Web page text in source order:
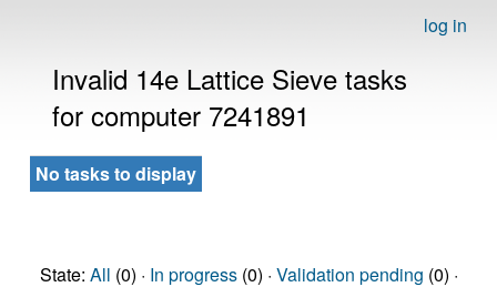
log in
Invalid 14e Lattice Sieve tasks
for computer 7241891
No tasks to display
State: All (0) · In progress(0) · Validation pending (0) ·